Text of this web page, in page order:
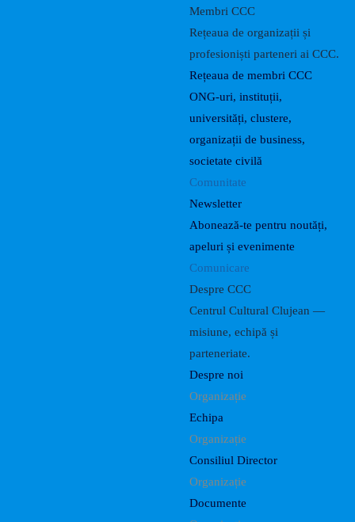
Membri CCC
Rețeaua de organizații și
profesioniști parteneri ai CCC.
Rețeaua de membri CCC
ONG-uri, instituții,
universități, clustere,
organizații de business,
societate civilă
Comunitate
Newsletter
Abonează-te pentru noutăți,
apeluri și evenimente
Comunicare
Despre CCC
Centrul Cultural Clujean —
misiune, echipă și
parteneriate.
Despre noi
Organizație
Echipa
Organizație
Consiliul Director
Organizație
Documente